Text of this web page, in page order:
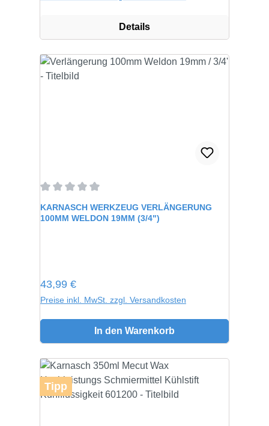
Details
Durchschnittliche Bewertung von 0 von 5 Sternen
KARNASCH WERKZEUG VERLÄNGERUNG
100MM WELDON 19MM (3/4")
Regulärer Preis:
43,99 €
Preise inkl. MwSt. zzgl. Versandkosten
In den Warenkorb
Tipp